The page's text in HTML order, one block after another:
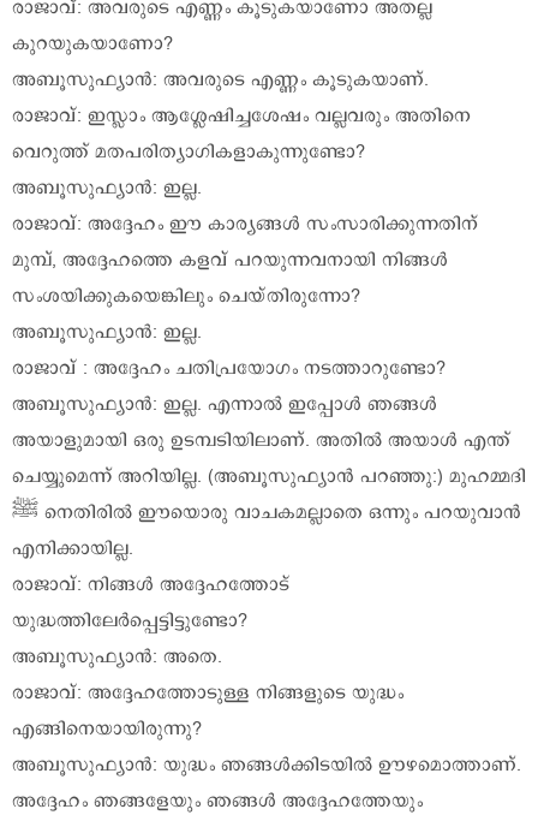
രാജാവ്: അവരുടെ എണ്ണം കൂടുകയാണോ അതല്ല
കുറയുകയാണോ?
അബൂസുഫ്യാൻ: അവരുടെ എണ്ണം കൂടുകയാണ്.
രാജാവ്: ഇസ്ലാം ആശ്ലേഷിച്ചശേഷം വല്ലവരും അതിനെ
വെറുത്ത് മതപരിത്യാഗികളാകുന്നുണ്ടോ?
അബൂസുഫ്യാൻ: ഇല്ല.
രാജാവ്: അദ്ദേഹം ഈ കാര്യങ്ങൾ സംസാരിക്കുന്നതിന്
മുമ്പ്, അദ്ദേഹത്തെ കളവ് പറയുന്നവനായി നിങ്ങൾ
സംശയിക്കുകയെങ്കിലും ചെയ്തിരുന്നോ?
അബൂസുഫ്യാൻ: ഇല്ല.
രാജാവ് : അദ്ദേഹം ചതിപ്രയോഗം നടത്താറുണ്ടോ?
അബൂസുഫ്യാൻ: ഇല്ല. എന്നാൽ ഇപ്പോൾ ഞങ്ങൾ
അയാളുമായി ഒരു ഉടമ്പടിയിലാണ്. അതിൽ അയാൾ എന്ത്
ചെയ്യുമെന്ന് അറിയില്ല. (അബൂസുഫ്യാൻ പറഞ്ഞു:) മുഹമ്മദി
എനിക്കായില്ല.
രാജാവ്: നിങ്ങൾ അദ്ദേഹത്തോട്
യുദ്ധത്തിലേർപ്പെട്ടിട്ടുണ്ടോ?
അബൂസുഫ്യാൻ: അതെ.
രാജാവ്: അദ്ദേഹത്തോടുള്ള നിങ്ങളുടെ യുദ്ധം
എങ്ങിനെയായിരുന്നു?
അബൂസുഫ്യാൻ: യുദ്ധം ഞങ്ങൾക്കിടയിൽ ഊഴമൊത്താണ്.
അദ്ദേഹം ഞങ്ങളേയും ഞങ്ങൾ അദ്ദേഹത്തേയും